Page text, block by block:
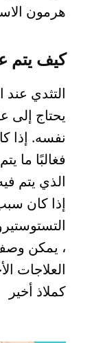
هرمون
كيف يتم
التثدي عند
يحتاج إلى
نفسه. إذا
فغالبًا ما
الذي يتم
إذا كان
، يمكن وصف
العلاجات
كملاذ أخير